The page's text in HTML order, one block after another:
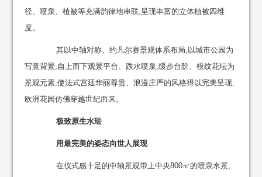
径、喷泉、植被等充满韵律地串联,呈现丰富的立体植被四维
度。
其以中轴对称、约凡尔赛景观体系布局,以城市公园为
写意背景,自上而下观景平台、跌水喷泉,缓步台阶、模纹花坛为
景观元素,使法式宫廷华丽尊贵、浪漫庄严的风格得以完美呈现,
欧洲花园仿佛穿越世纪而来。
极致原生水珐
用最完美的姿态向世人展现
在仪式感十足的中轴景观带上中央800㎡的喷泉水景,